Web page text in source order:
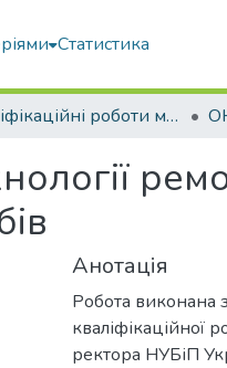
Статистика
Кваліфікаційні роботи магістрів
Анотація
Робота виконана
кваліфікаційної
ректора НУБіП